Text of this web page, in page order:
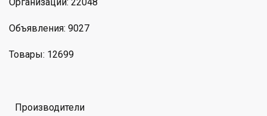
Объявления: 9027
Товары: 12699
Производители